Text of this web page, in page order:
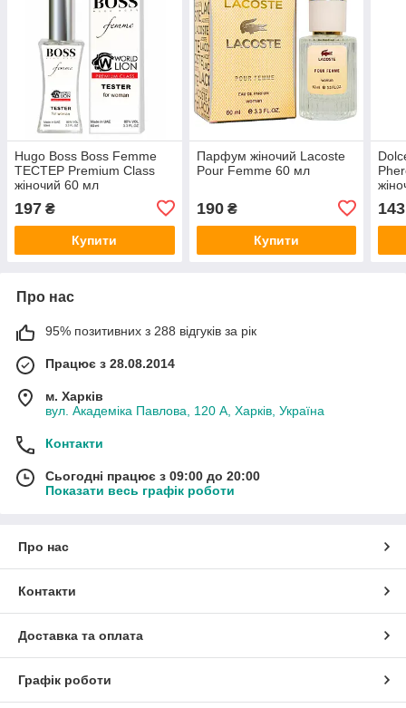
Hugo Boss Boss Femme
ТЕСТЕР Premium Class
жіночий 60 мл
197 ₴
Купити
Парфум жіночий Lacoste
Pour Femme 60 мл
190₴
Купити
143
Про нас
95% позитивних з 288 відгуків за рік
Працює з 28.08.2014
м. Харків
вул. Академіка Павлова, 120 А, Харків, Україна
Контакти
Сьогодні працює з 09:00 до 20:00
Показати весь графік роботи
Про нас
Контакти
Доставка та оплата
Графік роботи